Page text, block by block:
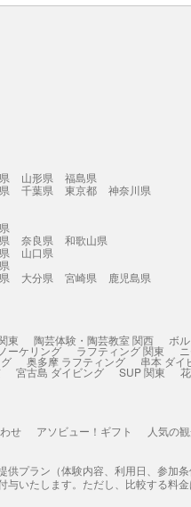
山形県
福島県
千葉県 東京都
神奈川県
奈良県
和歌山県
山口県
大分県 宮崎県
鹿児島県
東 陶芸体験・陶芸教室 関西 ボ
ーケリング ラフティング 関東
奥多摩 ラフティング 串本 ダイ
宮古島 ダイビング SUP 関東
せ アソビュー！ギフト 人気の
プラン（体験内容、利用日、参
いたします。ただし、比較する料